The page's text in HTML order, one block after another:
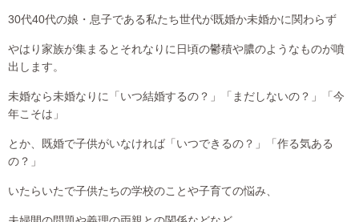
30代40代の娘・息子である私たち世代が既婚か未婚かに関わらず
やはり家族が集まるとそれなりに日頃の鬱積や膿のようなものが噴
出します。
未婚なら未婚なりに「いつ結婚するの？」「まだしないの？」「今
年こそは」
とか、既婚で子供がいなければ「いつできるの？」「作る気ある
の？」
いたらいたで子供たちの学校のことや子育ての悩み、